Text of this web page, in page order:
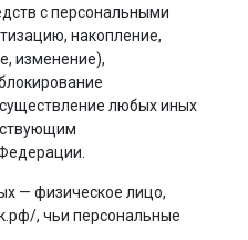
с персональными
накопление,
изменение),
любых иных
— физическое лицо,
, чьи персональные